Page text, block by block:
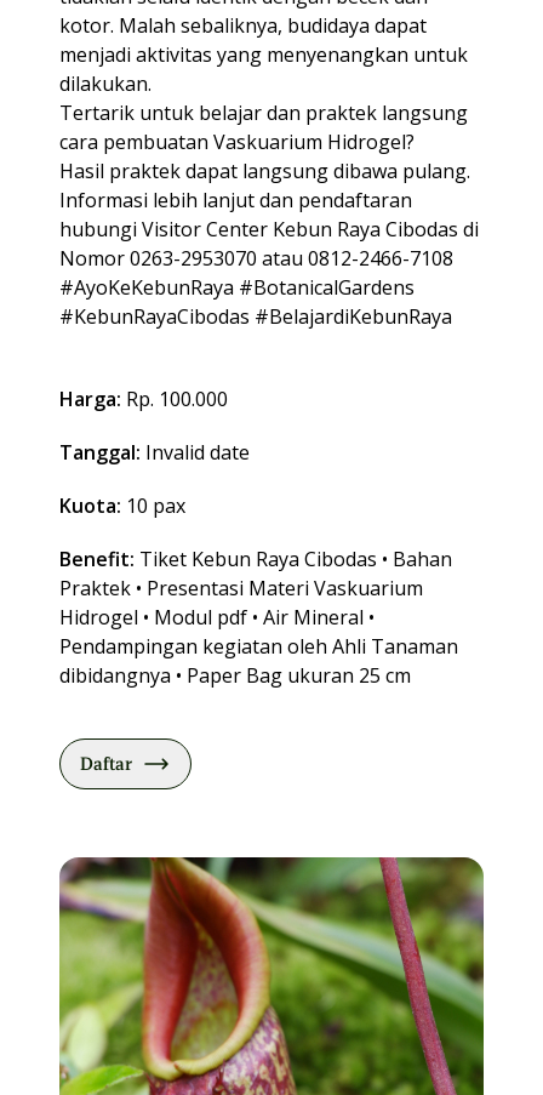
kotor. Malah sebaliknya, budidaya dapat
menjadi aktivitas yang menyenangkan untuk
dilakukan.
Tertarik untuk belajar dan praktek langsung
cara pembuatan Vaskuarium Hidrogel?
Hasil praktek dapat langsung dibawa pulang.
Informasi lebih lanjut dan pendaftaran
hubungi Visitor Center Kebun Raya Cibodas di
Nomor 0263-2953070 atau 0812-2466-7108
#AyoKeKebunRaya #BotanicalGardens
#KebunRayaCibodas #BelajardiKebunRaya
Harga: Rp. 100.000
Tanggal: Invalid date
Kuota: 10 pax
Benefit: Tiket Kebun Raya Cibodas • Bahan
Praktek • Presentasi Materi Vaskuarium
Hidrogel • Modul pdf • Air Mineral •
Pendampingan kegiatan oleh Ahli Tanaman
dibidangnya • Paper Bag ukuran 25 cm
Daftar